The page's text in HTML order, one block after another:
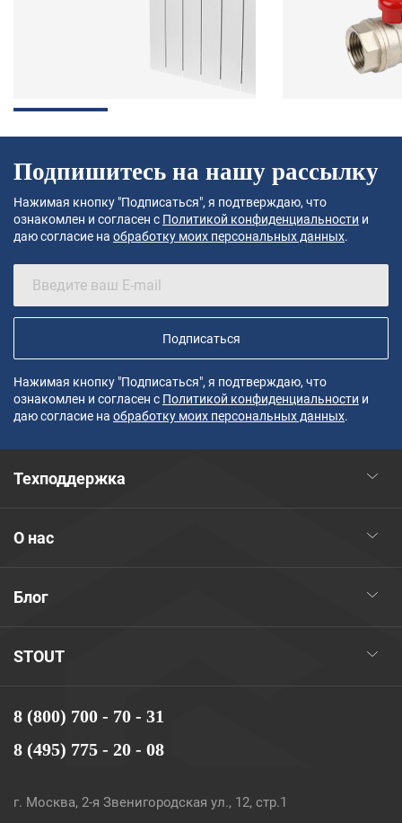
Подпишитесь на нашу рассылку
Нажимая кнопку "Подписаться", я подтверждаю, что
ознакомлен и согласен с Политикой конфиденциальности и
даю согласие на обработку моих персональных данных.
Подписаться
Нажимая кнопку "Подписаться", я подтверждаю, что
ознакомлен и согласен с Политикой конфиденциальности и
даю согласие на обработку моих персональных данных.
8 (800) 700 - 70 - 31
8 (495) 775 - 20 - 08
г. Москва, 2-я Звенигородская ул., 12, стр.1
STOUT
Блог
О нас
Техподдержка